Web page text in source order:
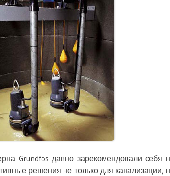
Grundfos давно зарекомендовали себя
решения не только для канализации,